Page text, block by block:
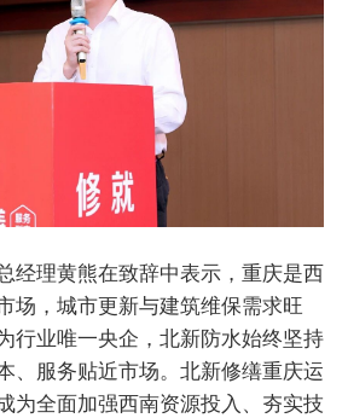
经理黄熊在致辞中表示，重庆是西
场，城市更新与建筑维保需求旺
行业唯一央企，北新防水始终坚持
、服务贴近市场。北新修缮重庆运
为全面加强西南资源投入、夯实技